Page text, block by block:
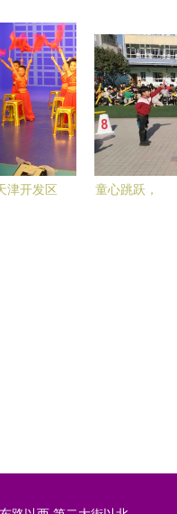
前教育的
一颗明珠
泰达产品送
到家，职工
畅享普惠服
津开发区
童心跳跃，